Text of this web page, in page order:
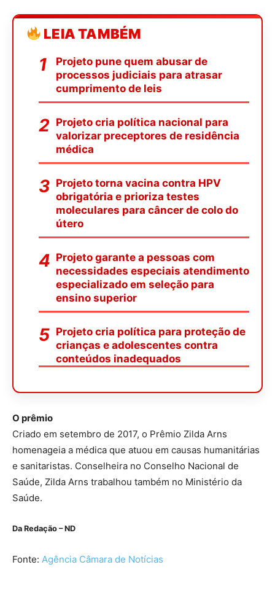
LEIA TAMBÉM
Projeto pune quem abusar de
processos judiciais para atrasar
cumprimento de leis
Projeto cria política nacional para
valorizar preceptores de residência
médica
Projeto torna vacina contra HPV
obrigatória e prioriza testes
moleculares para câncer de colo do
útero
Projeto garante a pessoas com
necessidades especiais atendimento
especializado em seleção para
ensino superior
Projeto cria política para proteção de
crianças e adolescentes contra
conteúdos inadequados
O prêmio
Criado em setembro de 2017, o Prêmio Zilda Arns
homenageia a médica que atuou em causas humanitárias
e sanitaristas. Conselheira no Conselho Nacional de
Saúde, Zilda Arns trabalhou também no Ministério da
Saúde.
Da Redação – ND
Fonte: Agência Câmara de Notícias